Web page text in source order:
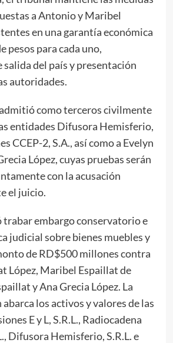
a Antonio y Maribel
en una garantía económica
pesos para cada uno,
del país y presentación
autoridades.
como terceros civilmente
entidades Difusora Hemisferio,
CCEP-2, S.A., así como a Evelyn
López, cuyas pruebas serán
con la acusación
el juicio.
trabar embargo conservatorio e
judicial sobre bienes muebles y
de RD$500 millones contra
López, Maribel Espaillat de
y Ana Grecia López. La
los activos y valores de las
E y L, S.R.L., Radiocadena
Difusora Hemisferio, S.R.L. e